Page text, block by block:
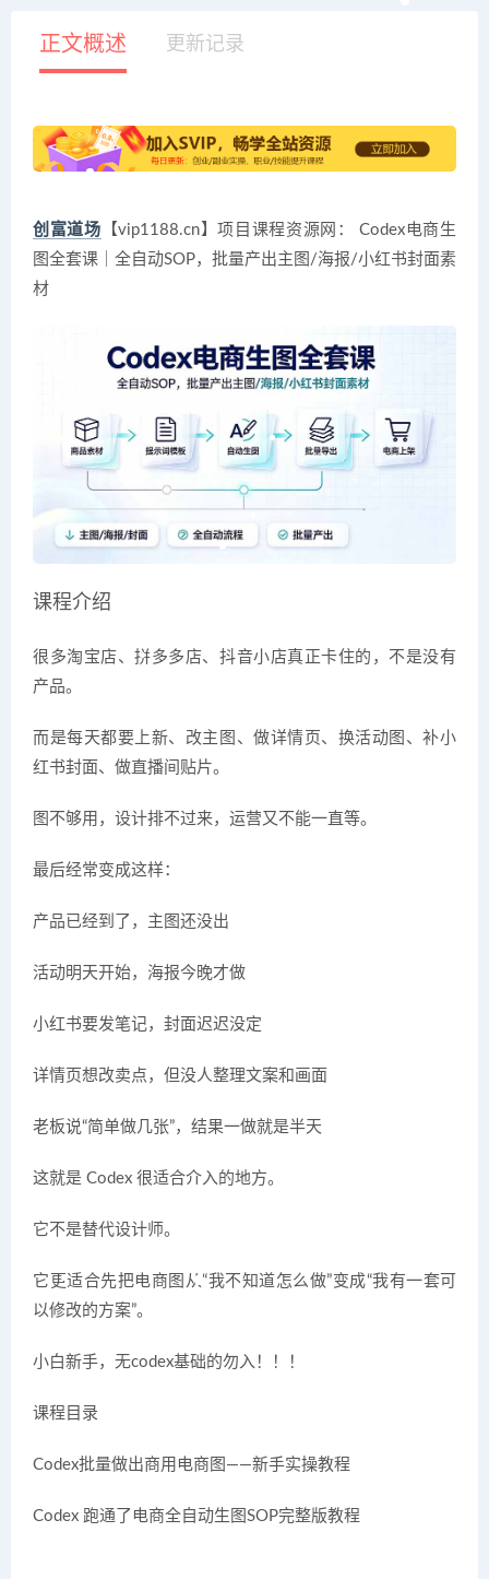
正文概述 更新记录
创富道场 【vip1188.cn】项目课程资源网： Codex电商生
图全套课｜全自动SOP，批量产出主图/海报/小红书封面素
材
课程介绍
很多淘宝店、拼多多店、抖音小店真正卡住的，不是没有
产品。
而是每天都要上新、改主图、做详情页、换活动图、补小
红书封面、做直播间贴片。
图不够用，设计排不过来，运营又不能一直等。
最后经常变成这样：
产品已经到了，主图还没出
活动明天开始，海报今晚才做
小红书要发笔记，封面迟迟没定
详情页想改卖点，但没人整理文案和画面
老板说“简单做几张”，结果一做就是半天
这就是 Codex 很适合介入的地方。
它不是替代设计师。
它更适合先把电商图从“我不知道怎么做”变成“我有一套可
以修改的方案”。
小白新手，无codex基础的勿入！！！
课程目录
Codex批量做出商用电商图——新手实操教程
Codex 跑通了电商全自动生图SOP完整版教程